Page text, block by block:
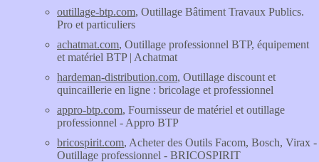
outillage-btp.com, Outillage Bâtiment Travaux Publics.
Pro et particuliers
achatmat.com, Outillage professionnel BTP, équipement
et matériel BTP | Achatmat
hardeman-distribution.com, Outillage discount et
quincaillerie en ligne : bricolage et professionnel
appro-btp.com, Fournisseur de matériel et outillage
professionnel - Appro BTP
bricospirit.com, Acheter des Outils Facom, Bosch, Virax -
Outillage professionnel - BRICOSPIRIT